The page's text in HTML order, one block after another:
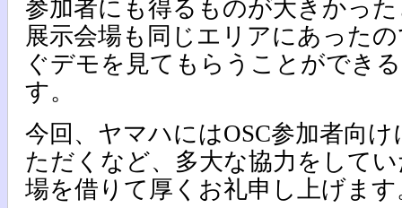
参加者にも得るものが大きかっ
展示会場も同じエリアにあった
ぐデモを見てもらうことができ
す。
今回、ヤマハにはOSC参加者向
ただくなど、多大な協力をして
場を借りて厚くお礼申し上げます